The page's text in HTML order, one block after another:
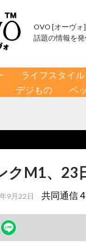
OVO [オーヴォ]
話題の情報を
ライフスタイル
デジもの ペ
クM1、23
9月22日 共同通信